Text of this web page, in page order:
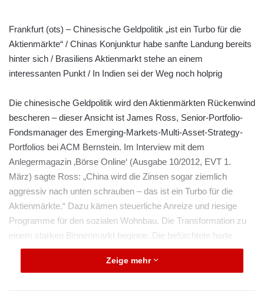
Frankfurt (ots) – Chinesische Geldpolitik „ist ein Turbo für die
Aktienmärkte“ / Chinas Konjunktur habe sanfte Landung bereits
hinter sich / Brasiliens Aktienmarkt stehe an einem
interessanten Punkt / In Indien sei der Weg noch holprig
Die chinesische Geldpolitik wird den Aktienmärkten Rückenwind
bescheren – dieser Ansicht ist James Ross, Senior-Portfolio-
Fondsmanager des Emerging-Markets-Multi-Asset-Strategy-
Portfolios bei ACM Bernstein. Im Interview mit dem
Anlegermagazin ‚Börse Online‘ (Ausgabe 10/2012, EVT 1.
März) sagte Ross: „China wird die Zinsen sogar ziemlich
aggressiv nach unten schrauben – das ist ein Turbo für die
Aktienmärkte.“ Dazu kämen steuerliche Anreize und riesige
Programme für den sozialen Wohnbau. Die Transformation zu
einem starken Binnenmarkt beginne. Die befürchtete harte
Landung der Wirtschaft bleibe aus – die chinesische Konjunktur
sei bereits sanft gelandet. Auf den Immobilienmärkten rechnet
Zeige mehr